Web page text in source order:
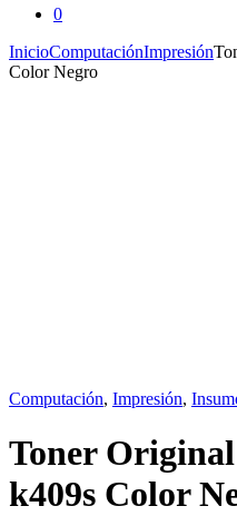
0
InicioComputaciónImpresión
Color Negro
Computación, Impresión,
Toner
k409s Color